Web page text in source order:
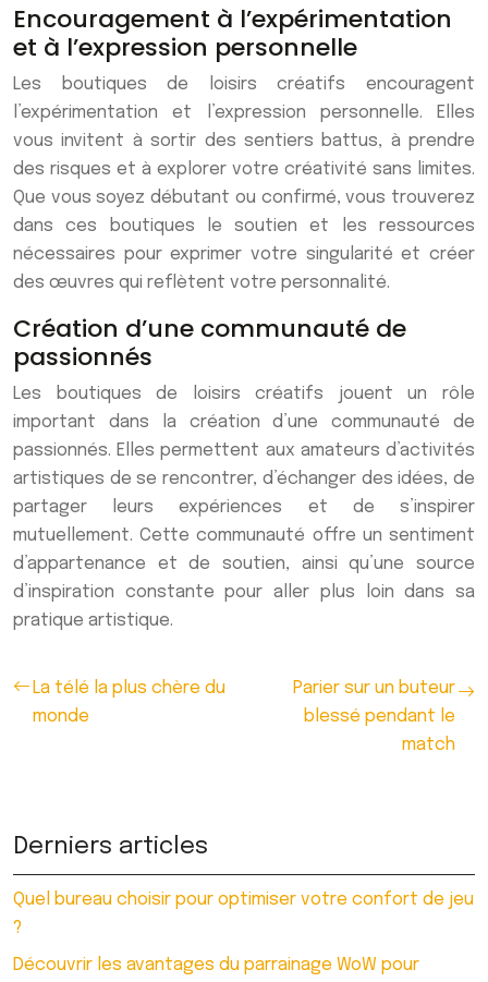
Encouragement à l’expérimentation
et à l’expression personnelle
Les boutiques de loisirs créatifs encouragent
l’expérimentation et l’expression personnelle. Elles
vous invitent à sortir des sentiers battus, à prendre
des risques et à explorer votre créativité sans limites.
Que vous soyez débutant ou confirmé, vous trouverez
dans ces boutiques le soutien et les ressources
nécessaires pour exprimer votre singularité et créer
des œuvres qui reflètent votre personnalité.
Création d’une communauté de
passionnés
Les boutiques de loisirs créatifs jouent un rôle
important dans la création d’une communauté de
passionnés. Elles permettent aux amateurs d’activités
artistiques de se rencontrer, d’échanger des idées, de
partager leurs expériences et de s’inspirer
mutuellement. Cette communauté offre un sentiment
d’appartenance et de soutien, ainsi qu’une source
d’inspiration constante pour aller plus loin dans sa
pratique artistique.
La télé la plus chère du
monde
Parier sur un buteur
blessé pendant le
match
Derniers articles
Quel bureau choisir pour optimiser votre confort de jeu
?
Découvrir les avantages du parrainage WoW pour